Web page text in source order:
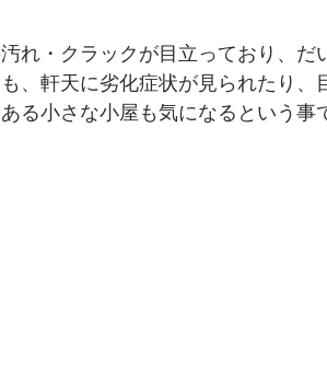
れ・クラックが目立っており、だ
、軒天に劣化症状が見られたり
る小さな小屋も気になるという